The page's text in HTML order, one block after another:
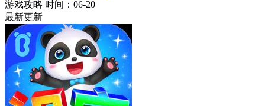
游戏攻略 时间：06-20
最新更新